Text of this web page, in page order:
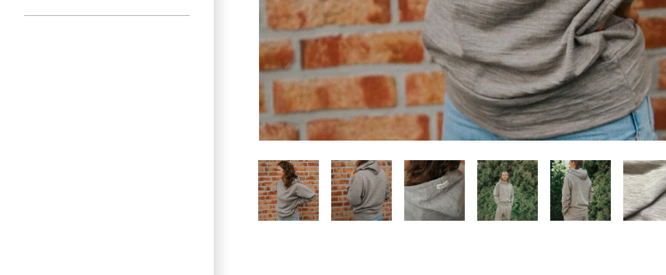
Neu hier?
Melde dich jetzt für unseren Newsletter an
Willkommensrabatt auf deine erste